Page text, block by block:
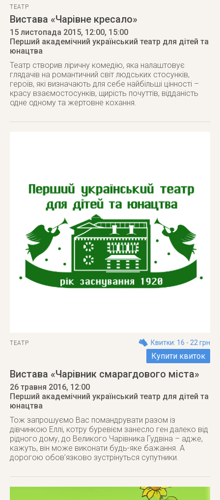
ТЕАТР
Вистава «Чарівне кресало»
15 листопада 2015, 12:00, 15:00
Перший академічний український театр для дітей та
юнацтва
Театр створив ліричну комедію, яка налаштовує
глядачів на романтичний світ людських стосунків,
героїв, які визначають для себе найбільші цінності –
красу взаємостосунків, щирість почуттів, відданість
одне одному та жертовне кохання.
ТЕАТР Квитки: 16 - 22 грн
Купити квиток
Вистава «Чарівник смарагдового міста»
26 травня 2016, 12:00
Перший академічний український театр для дітей та
юнацтва
Тож запрошуємо Вас помандрувати разом із
дівчинкою Еллі, котру буревієм занесло ген далеко від
рідного дому, до Великого Чарівника Гудвіна – адже,
кажуть, він може виконати будь-яке бажання. А
дорогою обов’язково зустрінуться супутники.